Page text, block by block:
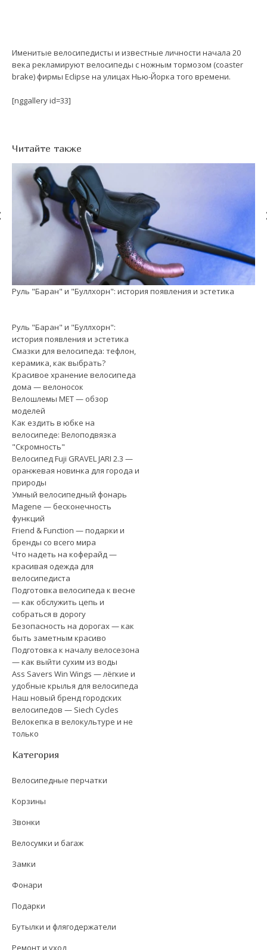
Именитые велосипедисты и известные личности начала 20
века рекламируют велосипеды с ножным тормозом (coaster
brake) фирмы Eclipse на улицах Нью-Йорка того времени.
[nggallery id=33]
Читайте также
Руль "Баран" и "Буллхорн": история появления и эстетика
Руль "Баран" и "Буллхорн":
история появления и эстетика
Смазки для велосипеда: тефлон,
керамика, как выбрать?
Красивое хранение велосипеда
дома — велоносок
Велошлемы MET — обзор
моделей
Как ездить в юбке на
велосипеде: Велоподвязка
"Скромность"
Велосипед Fuji GRAVEL JARI 2.3 —
оранжевая новинка для города и
природы
Умный велосипедный фонарь
Magene — бесконечность
функций
Friend & Function — подарки и
бренды со всего мира
Что надеть на коферайд —
красивая одежда для
велосипедиста
Подготовка велосипеда к весне
— как обслужить цепь и
собраться в дорогу
Безопасность на дорогах — как
быть заметным красиво
Подготовка к началу велосезона
— как выйти сухим из воды
Ass Savers Win Wings — лёгкие и
удобные крылья для велосипеда
Наш новый бренд городских
велосипедов — Siech Cycles
Велокепка в велокультуре и не
только
Категория
Велосипедные перчатки
Корзины
Звонки
Велосумки и багаж
Замки
Фонари
Подарки
Бутылки и флягодержатели
Ремонт и уход